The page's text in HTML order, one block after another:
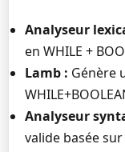
Analyseur
en WHILE +
Lamb : Génère
Analyseur
valide basée